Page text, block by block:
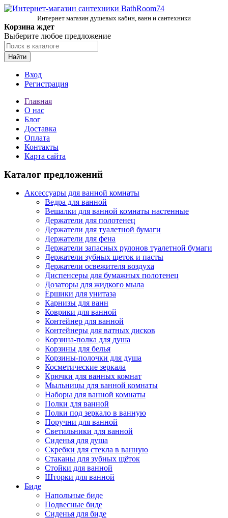
Интернет магазин душевых кабин, ванн и сантехники
Корзина ждет
Выберите любое предложение
Найти
Вход
Регистрация
Главная
О нас
Блог
Доставка
Оплата
Контакты
Карта сайта
Каталог предложений
Аксессуары для ванной комнаты
Ведра для ванной
Вешалки для ванной комнаты настенные
Держатели для полотенец
Держатели для туалетной бумаги
Держатели для фена
Держатели запасных рулонов туалетной бумаги
Держатели зубных щеток и пасты
Держатели освежителя воздуха
Диспенсеры для бумажных полотенец
Дозаторы для жидкого мыла
Ёршики для унитаза
Карнизы для ванн
Коврики для ванной
Контейнер для ванной
Контейнеры для ватных дисков
Корзина-полка для душа
Корзины для белья
Корзины-полочки для душа
Косметические зеркала
Крючки для ванных комнат
Мыльницы для ванной комнаты
Наборы для ванной комнаты
Полки для ванной
Полки под зеркало в ванную
Поручни для ванной
Светильники для ванной
Сиденья для душа
Скребки для стекла в ванную
Стаканы для зубных щёток
Стойки для ванной
Шторки для ванной
Биде
Напольные биде
Подвесные биде
Сиденья для биде